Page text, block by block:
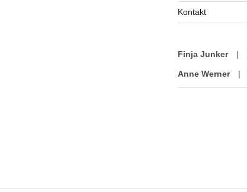
Kontakt
Finja Junker |
Anne Werner |